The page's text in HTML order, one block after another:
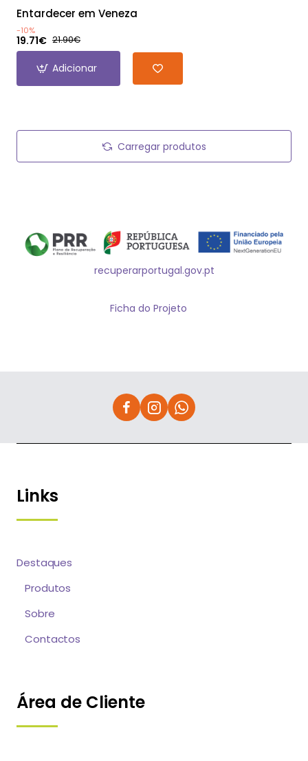
Entardecer em Veneza
-10%
19.71€ 21.90€
Adicionar
Carregar produtos
recuperarportugal.gov.pt
Ficha do Projeto
Links
Destaques
Produtos
Sobre
Contactos
Área de Cliente